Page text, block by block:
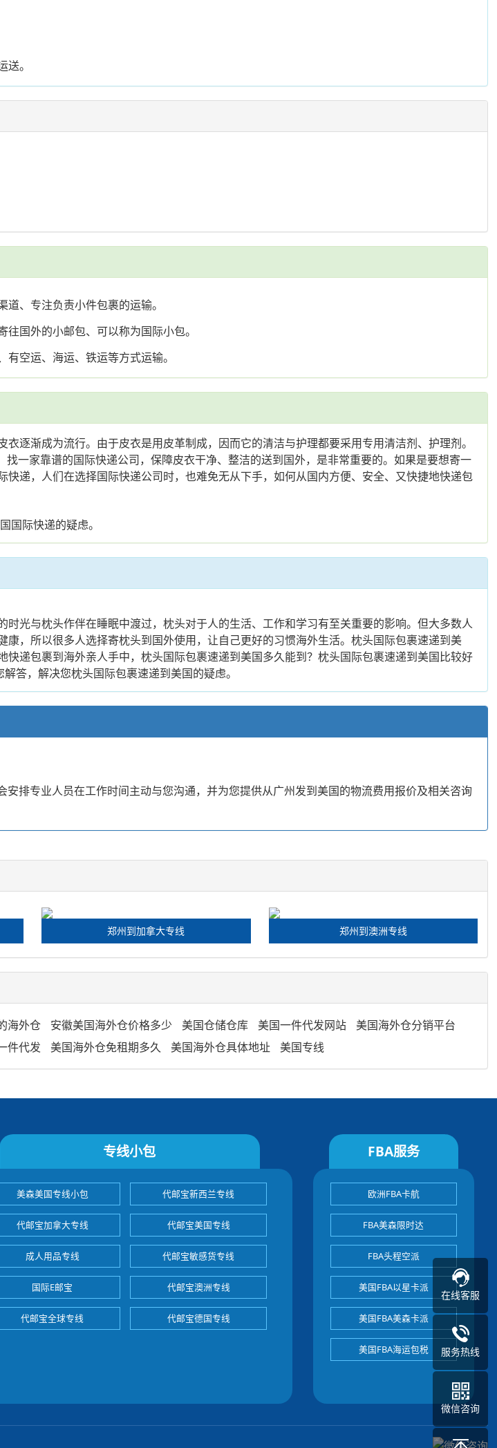
。
、专注负责小件包裹的运输。
国外的小邮包、可以称为国际小包。
空运、海运、铁运等方式运输。
逐渐成为流行。由于皮衣是用皮革制成，因而它的清洁与护理都要采用专用清洁剂、护理剂。
一家靠谱的国际快递公司，保障皮衣干净、整洁的送到国外，是非常重要的。如果是要想寄一
递，人们在选择国际快递公司时，也难免无从下手，如何从国内方便、安全、又快捷地快递包
国际快递的疑虑。
光与枕头作伴在睡眠中渡过，枕头对于人的生活、工作和学习有至关重要的影响。但大多数人
，所以很多人选择寄枕头到国外使用，让自己更好的习惯海外生活。枕头国际包裹速递到美
递包裹到海外亲人手中，枕头国际包裹速递到美国多久能到？枕头国际包裹速递到美国比较好
答，解决您枕头国际包裹速递到美国的疑虑。
排专业人员在工作时间主动与您沟通，并为您提供从广州发到美国的物流费用报价及相关咨询
郑州到加拿大专线 郑州到澳洲专线
海外仓 安徽美国海外仓价格多少 美国仓储仓库 美国一件代发网站
美国海外仓分销平台
件代发 美国海外仓免租期多久 美国海外仓具体地址 美国专线
专线小包
美森美国专线小包 代邮宝新西兰专线
代邮宝加拿大专线 代邮宝美国专线
成人用品专线 代邮宝敏感货专线
国际E邮宝 代邮宝澳洲专线
代邮宝全球专线 代邮宝德国专线
FBA服务
欧洲FBA卡航
FBA美森限时达
FBA头程空派
美国FBA以星卡派
美国FBA美森卡派
美国FBA海运包税
在线客服
服务热线
微信咨询